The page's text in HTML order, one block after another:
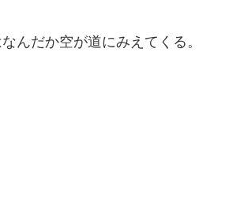
んだか空が道にみえてくる。